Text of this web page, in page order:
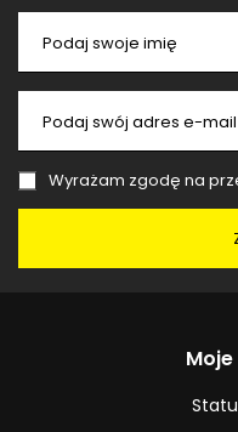
Podaj swoje imię
Podaj swój adres e-mail
Wyrażam zgodę na przetwarzanie moich danych osobowych